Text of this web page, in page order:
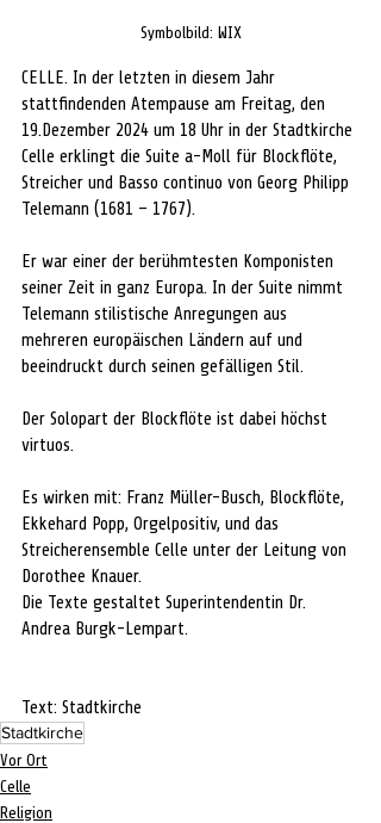
Symbolbild: WIX
CELLE. In der letzten in diesem Jahr
stattfindenden Atempause am Freitag, den
19.Dezember 2024 um 18 Uhr in der Stadtkirche
Celle erklingt die Suite a-Moll für Blockflöte,
Streicher und Basso continuo von Georg Philipp
Telemann (1681 – 1767).
Er war einer der berühmtesten Komponisten
seiner Zeit in ganz Europa. In der Suite nimmt
Telemann stilistische Anregungen aus
mehreren europäischen Ländern auf und
beeindruckt durch seinen gefälligen Stil.
Der Solopart der Blockflöte ist dabei höchst
virtuos.
Es wirken mit: Franz Müller-Busch, Blockflöte,
Ekkehard Popp, Orgelpositiv, und das
Streicherensemble Celle unter der Leitung von
Dorothee Knauer.
Die Texte gestaltet Superintendentin Dr.
Andrea Burgk-Lempart.
Text: Stadtkirche
Stadtkirche
Vor Ort
Celle
Religion